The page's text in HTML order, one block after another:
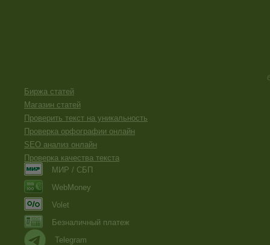
Биржа статей
Магазин статей
Проверить текст на уникальность
Проверка орфографии онлайн
SEO анализ онлайн
Проверка качества текста
МИР / СБП
WebMoney
Volet
Безналичный платеж
Telegram